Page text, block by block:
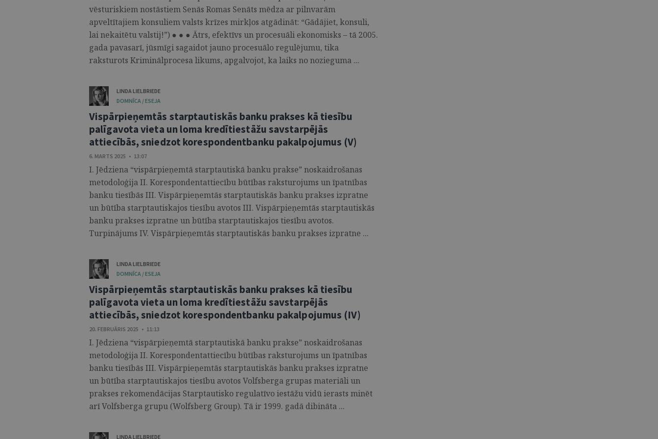
vēsturiskiem nostāstiem Senās Romas Senāts mēdza ar pilnvarām
apveltītajiem konsuliem valsts krīzes mirkļos atgādināt: “Gādājiet, konsuli,
lai nekaitētu valstij!”) ● ● ● Ātrs, efektīvs un procesuāli ekonomisks – tā 2005.
gada pavasarī, jūsmīgi sagaidot jauno procesuālo regulējumu, tika
raksturots Kriminālprocesa likums, apgalvojot, ka laiks no nozieguma ...
LINDA LIELBRIEDE
DOMNĪCA / ESEJA
Vispārpieņemtās starptautiskās banku prakses kā tiesību
palīgavota vieta un loma kredītiestāžu savstarpējās
attiecībās, sniedzot korespondentbanku pakalpojumus (V)
6. MARTS 2025 • 13:07
I. Jēdziena “vispārpieņemtā starptautiskā banku prakse” noskaidrošanas
metodoloģija II. Korespondentattiecību būtības raksturojums un īpatnības
banku tiesībās III. Vispārpieņemtās starptautiskās banku prakses izpratne
un būtība starptautiskajos tiesību avotos III. Vispārpieņemtās starptautiskās
banku prakses izpratne un būtība starptautiskajos tiesību avotos.
Turpinājums IV. Vispārpieņemtās starptautiskās banku prakses izpratne ...
LINDA LIELBRIEDE
DOMNĪCA / ESEJA
Vispārpieņemtās starptautiskās banku prakses kā tiesību
palīgavota vieta un loma kredītiestāžu savstarpējās
attiecībās, sniedzot korespondentbanku pakalpojumus (IV)
20. FEBRUĀRIS 2025 • 11:13
I. Jēdziena “vispārpieņemtā starptautiskā banku prakse” noskaidrošanas
metodoloģija II. Korespondentattiecību būtības raksturojums un īpatnības
banku tiesībās III. Vispārpieņemtās starptautiskās banku prakses izpratne
un būtība starptautiskajos tiesību avotos Volfsberga grupas materiāli un
prakses rekomendācijas Starptautisko regulatīvo iestāžu vidū ierasts minēt
arī Volfsberga grupu (Wolfsberg Group). Tā ir 1999. gadā dibināta ...
LINDA LIELBRIEDE